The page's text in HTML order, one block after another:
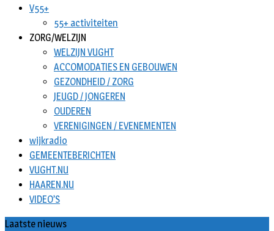
V55+
55+ activiteiten
ZORG/WELZIJN
WELZIJN VUGHT
ACCOMODATIES EN GEBOUWEN
GEZONDHEID / ZORG
JEUGD / JONGEREN
OUDEREN
VERENIGINGEN / EVENEMENTEN
wijkradio
GEMEENTEBERICHTEN
VUGHT.NU
HAAREN.NU
VIDEO’S
Laatste nieuws